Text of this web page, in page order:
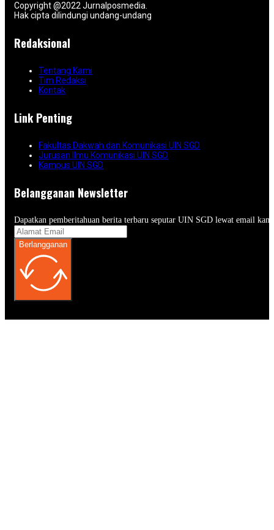
Copyright @2022 Jurnalposmedia.
Hak cipta dilindungi undang-undang
Redaksional
Tentang Kami
Tim Redaksi
Kontak
Link Penting
Fakultas Dakwah dan Komunikasi UIN SGD
Jurusan Ilmu Komunikasi UIN SGD
Kampus UIN SGD
Belangganan Newsletter
Dapatkan pemberitahuan berita terbaru seputar UIN SGD lewat email
Berlangganan